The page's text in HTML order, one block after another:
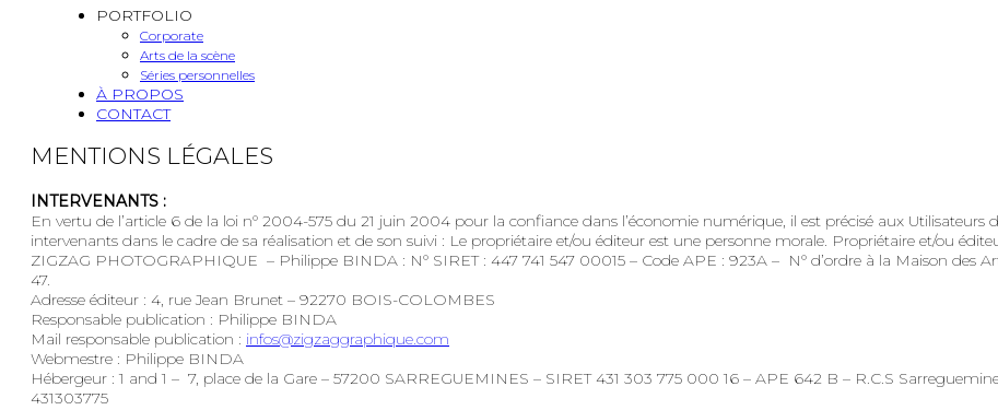
PORTFOLIO
Corporate
Arts de la scène
Séries personnelles
À PROPOS
CONTACT
MENTIONS LÉGALES
INTERVENANTS :
En vertu de l’article 6 de la loi n° 2004-575 du 21 juin 2004 pour la confiance dans l’économie numérique, il est précisé aux
intervenants dans le cadre de sa réalisation et de son suivi : Le propriétaire et/ou éditeur est une personne morale. Propriétaire et/ou
ZIGZAG PHOTOGRAPHIQUE – Philippe BINDA : N° SIRET : 447 741 547 00015 – Code APE : 923A – N° d’ordre à la Maison des
47.
Adresse éditeur : 4, rue Jean Brunet – 92270 BOIS-COLOMBES
Responsable publication : Philippe BINDA
Mail responsable publication : infos@zigzaggraphique.com
Webmestre : Philippe BINDA
Hébergeur : 1 and 1 – 7, place de la Gare – 57200 SARREGUEMINES – SIRET 431 303 775 000 16 – APE 642 B – R.C.S
431303775